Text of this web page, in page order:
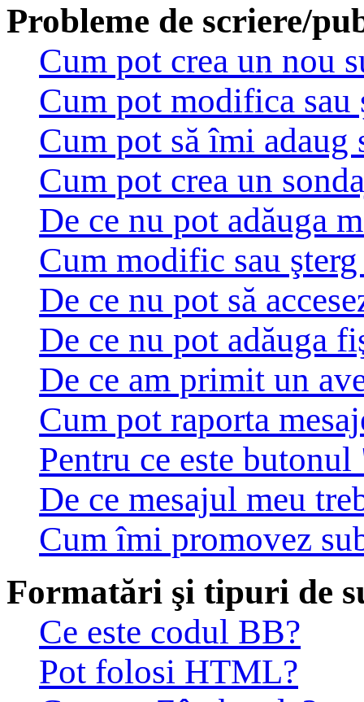
Probleme de scriere/
Cum pot crea un nou
Cum pot modifica sau
Cum pot să îmi adaug
Cum pot crea un
De ce nu pot adăuga
Cum modific sau
De ce nu pot să
De ce nu pot adăuga
De ce am primit un
Cum pot raporta
Pentru ce este
De ce mesajul meu
Cum îmi promovez
Formatări şi tipuri de
Ce este codul BB?
Pot folosi HTML?